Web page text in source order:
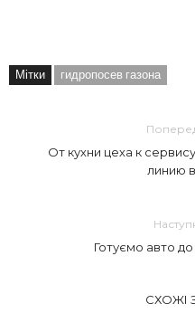
Мітки гидропосев газона
От кухни цеха к
линию
Готуємо авто
СХОЖІ